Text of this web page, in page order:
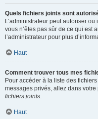
Quels fichiers joints sont
L’administrateur peut autoriser
vous n’êtes pas sûr de ce qui est
l’administrateur pour plus
Haut
Comment trouver tous mes
Pour accéder à la liste des
messages privés, allez dans
fichiers joints.
Haut